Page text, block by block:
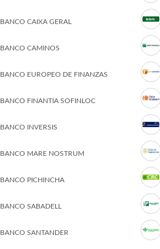
BANCO CAIXA GERAL
BANCO CAMINOS
BANCO EUROPEO DE FINANZAS
BANCO FINANTIA SOFINLOC
BANCO INVERSIS
BANCO MARE NOSTRUM
BANCO PICHINCHA
BANCO SABADELL
BANCO SANTANDER